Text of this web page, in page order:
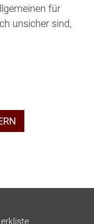
für
unsicher sind,